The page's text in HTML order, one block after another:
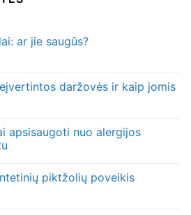
ar jie saugūs?
daržovės ir kaip jomis
apsisaugoti nuo alergijos
piktžolių poveikis